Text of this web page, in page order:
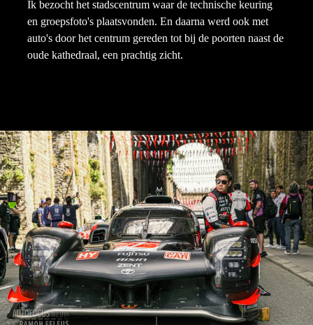
Ik bezocht het stadscentrum waar de technische keuring
en groepsfoto's plaatsvonden. En daarna werd ook met
auto's door het centrum gereden tot bij de poorten naast de
oude kathedraal, een prachtig zicht.